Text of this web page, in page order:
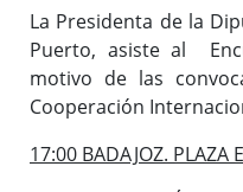
La Presidenta de la
Puerto, asiste al
motivo de las
Cooperación
17:00 BADAJOZ. PLAZA